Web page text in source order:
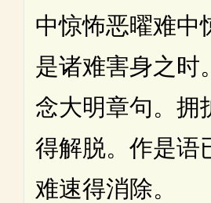
中惊怖恶曜难中
是诸难害身之时
念大明章句。拥
得解脱。作是语
难速得消除。